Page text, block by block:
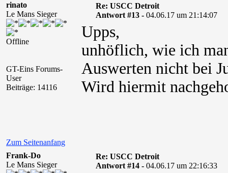
rinato
Le Mans Sieger
Offline
GT-Eins Forums-
User
Beiträge: 14116
Re: USCC Detroit
Antwort #13 - 04.06.17 um 21:14:07
Upps,
unhöflich, wie ich
Auswerten nicht bei
Wird hiermit
Zum Seitenanfang
Frank-Do
Le Mans Sieger
Re: USCC Detroit
Antwort #14 - 04.06.17 um 22:16:33